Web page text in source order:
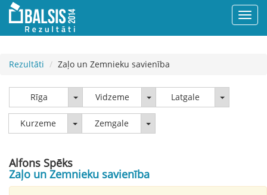
Rezultāti Zaļo un Zemnieku savienība
Rīga Rīga Vidzeme VidzemeLatgale Latgale
Kurzeme KurzemeZemgale Zemgale
Alfons Spēks
Zaļo un Zemnieku savienība